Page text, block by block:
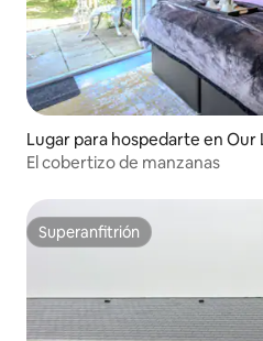
Lugar para hospedarte en Our
El cobertizo de manzanas
Superanfitrión
Superanfitrión